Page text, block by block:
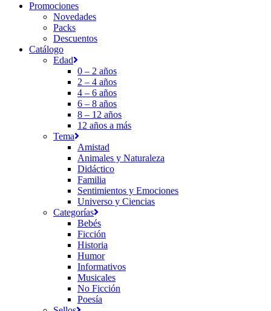
Promociones
Novedades
Packs
Descuentos
Catálogo
Edad
0 – 2 años
2 – 4 años
4 – 6 años
6 – 8 años
8 – 12 años
12 años a más
Tema
Amistad
Animales y Naturaleza
Didáctico
Familia
Sentimientos y Emociones
Universo y Ciencias
Categorías
Bebés
Ficción
Historia
Humor
Informativos
Musicales
No Ficción
Poesía